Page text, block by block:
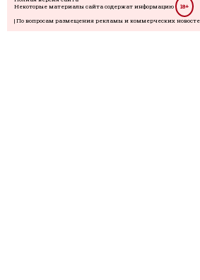
Некоторые материалы сайта содержат информацию
18+
| По вопросам размещения рекламы и коммерческих